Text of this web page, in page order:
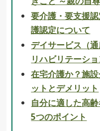
要介護・要支援
護認定について
デイサービス（
リハビリテーショ
在宅介護か？施
ットとデメリット
自分に適した高
5つのポイント